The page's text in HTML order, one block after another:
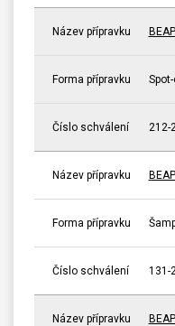
Název přípravku
Forma přípravku
Číslo schválení 212-
Název přípravku
Forma přípravku
Číslo schválení 131-
Název přípravku